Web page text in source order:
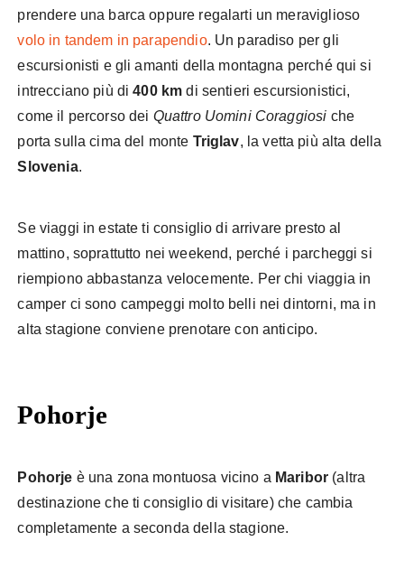
prendere una barca oppure regalarti un meraviglioso
volo in tandem in parapendio. Un paradiso per gli
escursionisti e gli amanti della montagna perché qui si
intrecciano più di400 km di sentieri escursionistici,
come il percorso dei Quattro Uomini Coraggiosi che
porta sulla cima del monte Triglav, la vetta più alta della
Slovenia.
Se viaggi in estate ti consiglio di arrivare presto al
mattino, soprattutto nei weekend, perché i parcheggi si
riempiono abbastanza velocemente. Per chi viaggia in
camper ci sono campeggi molto belli nei dintorni, ma in
alta stagione conviene prenotare con anticipo.
Pohorje
Pohorje è una zona montuosa vicino a Maribor (altra
destinazione che ti consiglio di visitare) che cambia
completamente a seconda della stagione.